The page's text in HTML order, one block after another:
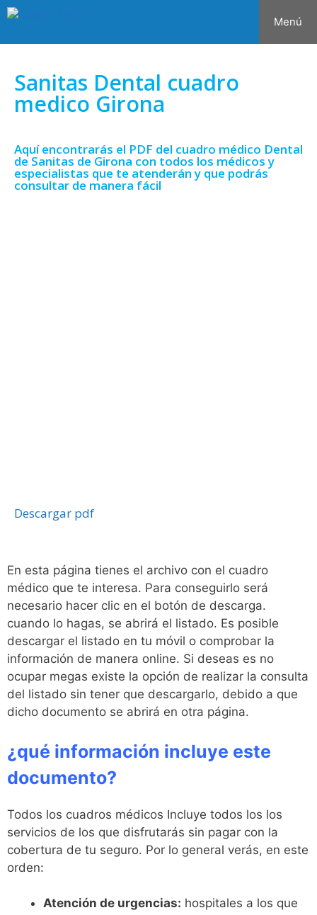
Menú
Sanitas Dental cuadro
medico Girona
Aquí encontrarás el PDF del cuadro médico Dental
de Sanitas de Girona con todos los médicos y
especialistas que te atenderán y que podrás
consultar de manera fácil
Descargar pdf
En esta página tienes el archivo con el cuadro
médico que te interesa. Para conseguirlo será
necesario hacer clic en el botón de descarga.
cuando lo hagas, se abrirá el listado. Es posible
descargar el listado en tu móvil o comprobar la
información de manera online. Si deseas es no
ocupar megas existe la opción de realizar la consulta
del listado sin tener que descargarlo, debido a que
dicho documento se abrirá en otra página.
¿qué información incluye este
documento?
Todos los cuadros médicos Incluye todos los los
servicios de los que disfrutarás sin pagar con la
cobertura de tu seguro. Por lo general verás, en este
orden:
Atención de urgencias: hospitales a los que